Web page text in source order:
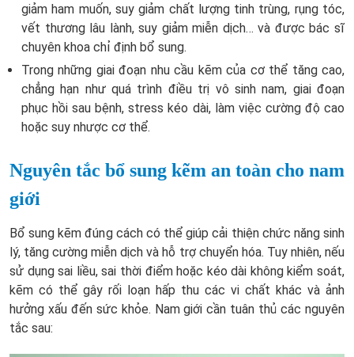
giảm ham muốn, suy giảm chất lượng tinh trùng, rụng tóc,
vết thương lâu lành, suy giảm miễn dịch… và được bác sĩ
chuyên khoa chỉ định bổ sung.
Trong những giai đoạn nhu cầu kẽm của cơ thể tăng cao,
chẳng hạn như quá trình điều trị vô sinh nam, giai đoạn
phục hồi sau bệnh, stress kéo dài, làm việc cường độ cao
hoặc suy nhược cơ thể.
Nguyên tắc bổ sung kẽm an toàn cho nam
giới
Bổ sung kẽm đúng cách có thể giúp cải thiện chức năng sinh
lý, tăng cường miễn dịch và hỗ trợ chuyển hóa. Tuy nhiên, nếu
sử dụng sai liều, sai thời điểm hoặc kéo dài không kiểm soát,
kẽm có thể gây rối loạn hấp thu các vi chất khác và ảnh
hưởng xấu đến sức khỏe. Nam giới cần tuân thủ các nguyên
tắc sau: